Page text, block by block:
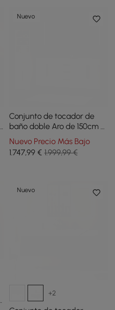
Nuevo
Conjunto de tocador de
baño doble Aro de 150cm y
gabinete de
almacenamiento de baño
de 149cm
Nuevo Precio Más Bajo
1.747,99€ 1.999,99 €
Nuevo
+2